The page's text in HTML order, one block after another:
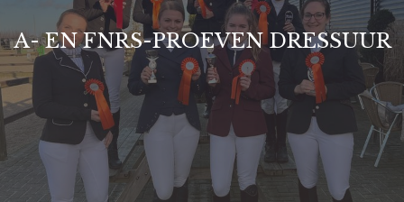
A- EN FNRS-PROEVEN DRESSUUR